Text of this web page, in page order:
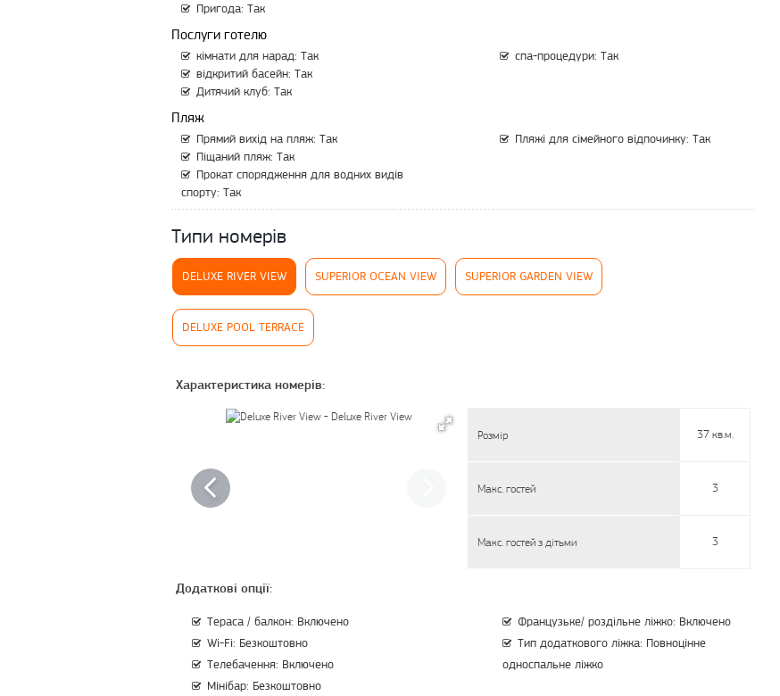
Пригода: Так
Послуги готелю
кімнати для нарад: Так
відкритий басейн: Так
Дитячий клуб: Так
спа-процедури: Так
Пляж
Прямий вихід на пляж: Так
Піщаний пляж: Так
Прокат спорядження для водних видів
спорту: Так
Пляжі для сімейного відпочинку: Так
Типи номерів
DELUXE RIVER VIEW SUPERIOR OCEAN VIEW SUPERIOR GARDEN VIEW
DELUXE POOL TERRACE
Розмір 37 кв.м.
Макс. гостей 3
Макс. гостей з дітьми 3
Характеристика номерів:
Додаткові опції:
Тераса / балкон: Включено
Wi-Fi: Безкоштовно
Телебачення: Включено
Мінібар: Безкоштовно
Французьке/ роздільне ліжко: Включено
Тип додаткового ліжка: Повноцінне
односпальне ліжко